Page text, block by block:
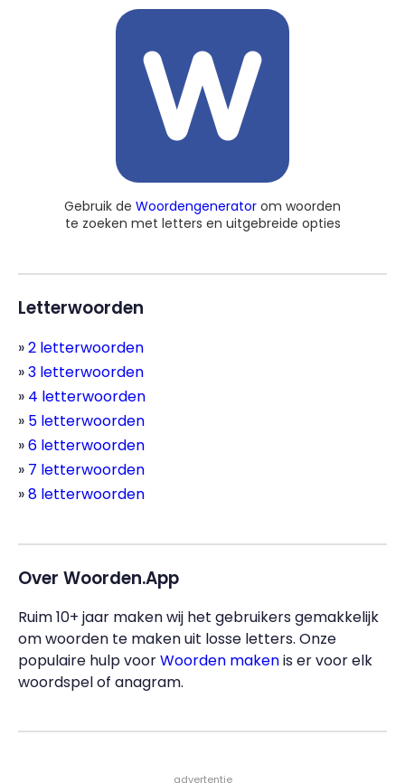
Gebruik de Woordengenerator om woorden
te zoeken met letters en uitgebreide opties
Letterwoorden
2 letterwoorden
3 letterwoorden
4 letterwoorden
5 letterwoorden
6 letterwoorden
7 letterwoorden
8 letterwoorden
Over Woorden.App
Ruim 10+ jaar maken wij het gebruikers gemakkelijk
om woorden te maken uit losse letters. Onze
populaire hulp voorWoorden makenis er voor elk
woordspel of anagram.
- advertentie -